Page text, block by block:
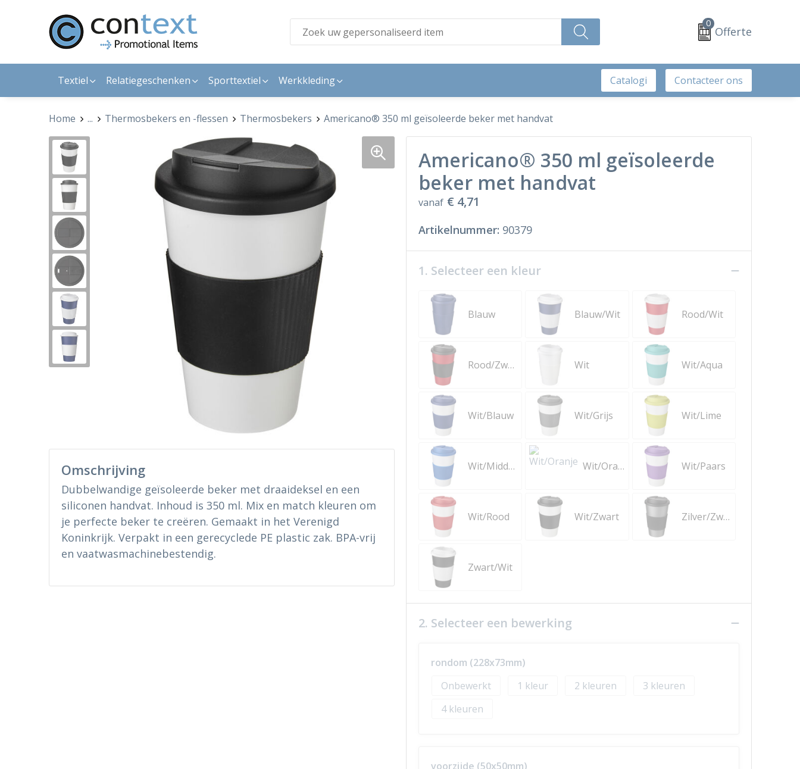
0
Offerte
Textiel Relatiegeschenken Sporttextiel Werkkleding Catalogi Contacteer ons
Home ... Thermosbekers en -flessen Thermosbekers Americano® 350 ml geïsoleerde beker met handvat
Omschrijving
Dubbelwandige geïsoleerde beker met draaideksel en een
siliconen handvat. Inhoud is 350 ml. Mix en match kleuren om
je perfecte beker te creëren. Gemaakt in het Verenigd
Koninkrijk. Verpakt in een gerecyclede PE plastic zak. BPA-vrij
en vaatwasmachinebestendig.
Americano® 350 ml geïsoleerde
beker met handvat
vanaf € 4,71
Artikelnummer: 90379
1. Selecteer een kleur
Blauw Blauw/Wit Rood/Wit
Rood/Zwart Wit Wit/Aqua
Wit/Blauw Wit/Grijs Wit/Lime
Wit/Middenblauw Wit/Oranje Wit/Paars
Wit/Rood Wit/Zwart Zilver/Zwart
Zwart/Wit
2. Selecteer een bewerking
rondom (228x73mm)
Onbewerkt
1 2
3
4
voorzijde (50x50mm)